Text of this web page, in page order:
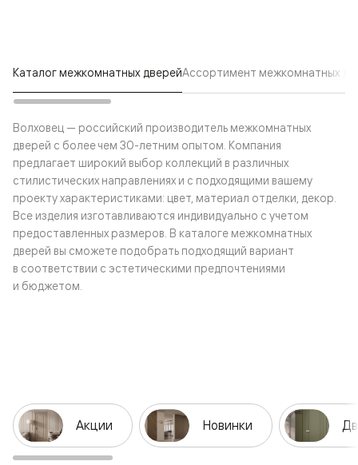
Каталог межкомнатных дверейАссортимент межкомнатных
Волховец — российский производитель межкомнатных
дверей с более чем 30-летним опытом. Компания
предлагает широкий выбор коллекций в различных
стилистических направлениях и с подходящими вашему
проекту характеристиками: цвет, материал отделки, декор.
Все изделия изготавливаются индивидуально с учетом
предоставленных размеров. В каталоге межкомнатных
дверей вы сможете подобрать подходящий вариант
в соответствии с эстетическими предпочтениями
и бюджетом.
Акции Новинки